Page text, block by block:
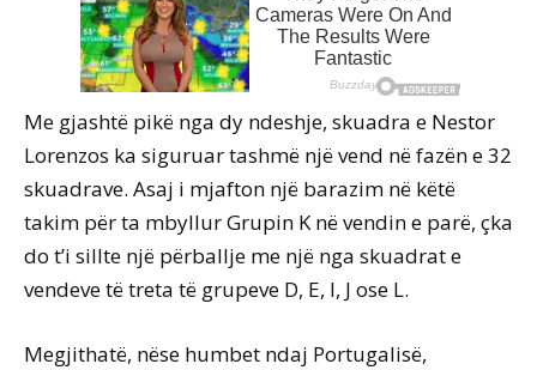
Me gjashtë pikë nga dy ndeshje, skuadra e Nestor
Lorenzos ka siguruar tashmë një vend në fazën e 32
skuadrave. Asaj i mjafton një barazim në këtë
takim për ta mbyllur Grupin K në vendin e parë, çka
do t’i sillte një përballje me një nga skuadrat e
vendeve të treta të grupeve D, E, I, J ose L.
Megjithatë, nëse humbet ndaj Portugalisë,